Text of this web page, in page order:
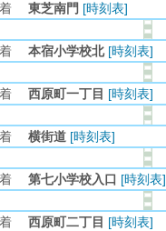
東芝南門 [時刻表]
本宿小学校北 [時刻表]
西原町一丁目 [時刻表]
横街道 [時刻表]
第七小学校入口 [時刻表]
西原町二丁目 [時刻表]